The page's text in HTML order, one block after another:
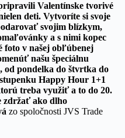
Valentínske tvorivé
deti. Vytvoríte si svoje
svojim blízkym,
a s nimi kopec
foto v našej obľúbenej
našu špeciálnu
od pondelka do štvrtka do
Happy Hour 1+1
treba využiť a to do 20.
zdržať ako dlho
zo spoločnosti JVS Trade